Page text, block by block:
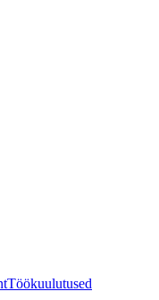
Töökuulutused